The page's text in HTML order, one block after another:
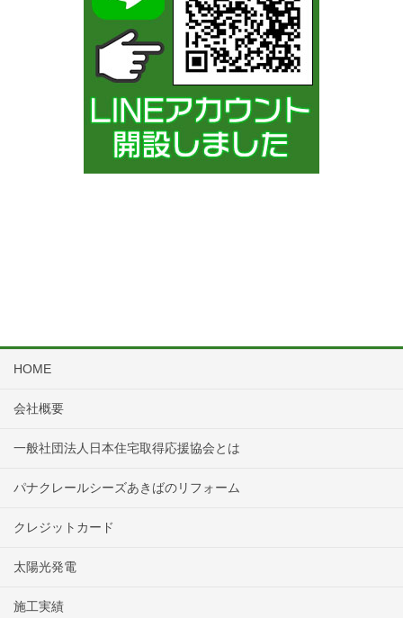
HOME
会社概要
一般社団法人日本住宅取得応援協会とは
パナクレールシーズあきばのリフォーム
クレジットカード
太陽光発電
施工実績